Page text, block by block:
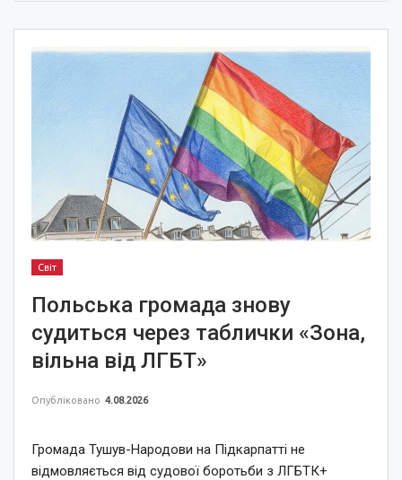
Світ
Польська громада знову
судиться через таблички «Зона,
вільна від ЛГБТ»
Опубліковано 4.08.2026
Громада Тушув-Народови на Підкарпатті не
відмовляється від судової боротьби з ЛГБТК+